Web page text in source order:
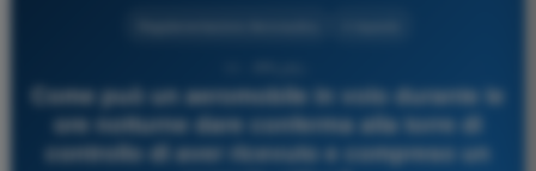
Come può un aeromobile in volo durante le
ore notturne dare conferma alla torre di
controllo di aver ricevuto e compreso un